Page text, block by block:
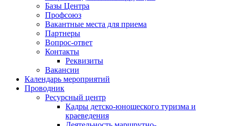
Базы Центра
Профсоюз
Вакантные места для приема
Партнеры
Вопрос-ответ
Контакты
Реквизиты
Вакансии
Календарь мероприятий
Проводник
Ресурсный центр
Кадры детско-юношеского туризма и
краеведения